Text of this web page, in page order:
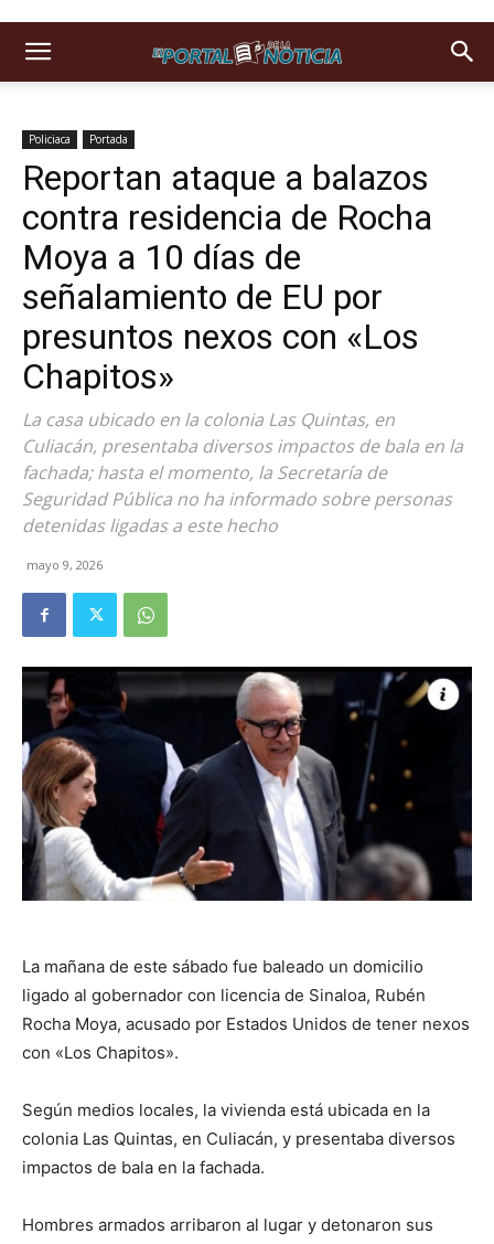
Policiaca Portada
Reportan ataque a balazos
contra residencia de Rocha
Moya a 10 días de
señalamiento de EU por
presuntos nexos con «Los
Chapitos»
La casa ubicado en la colonia Las Quintas, en
Culiacán, presentaba diversos impactos de bala en la
fachada; hasta el momento, la Secretaría de
Seguridad Pública no ha informado sobre personas
detenidas ligadas a este hecho
mayo 9, 2026
La mañana de este sábado fue baleado un domicilio
ligado al gobernador con licencia de Sinaloa, Rubén
Rocha Moya, acusado por Estados Unidos de tener nexos
con «Los Chapitos».
Según medios locales, la vivienda está ubicada en la
colonia Las Quintas, en Culiacán, y presentaba diversos
impactos de bala en la fachada.
Hombres armados arribaron al lugar y detonaron sus